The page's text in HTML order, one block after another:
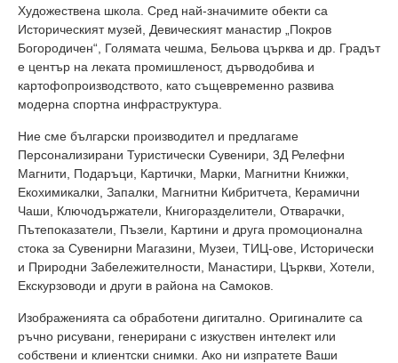
Художествена школа. Сред най-значимите обекти са
Историческият музей, Девическият манастир „Покров
Богородичен“, Голямата чешма, Бельова църква и др. Градът
е център на леката промишленост, дърводобива и
картофопроизводството, като същевременно развива
модерна спортна инфраструктура.
Ние сме български производител и предлагаме
Персонализирани Туристически Сувенири, 3Д Релефни
Магнити, Подаръци, Картички, Марки, Магнитни Книжки,
Екохимикалки, Запалки, Магнитни Кибритчета, Керамични
Чаши, Ключодържатели, Книгоразделители, Отварачки,
Пътепоказатели, Пъзели, Картини и друга промоционална
стока за Сувенирни Магазини, Музеи, ТИЦ-ове, Исторически
и Природни Забележителности, Манастири, Църкви, Хотели,
Екскурзоводи и други в района на Самоков.
Изображенията са обработени дигитално. Оригиналите са
ръчно рисувани, генерирани с изкуствен интелект или
собствени и клиентски снимки. Ако ни изпратете Ваши